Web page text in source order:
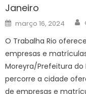
Janeiro
Posted
on
março 16, 2024
O Trabalha Rio
empresas e
Moreyra/Prefeitura do
percorre a cidade
de empresas e